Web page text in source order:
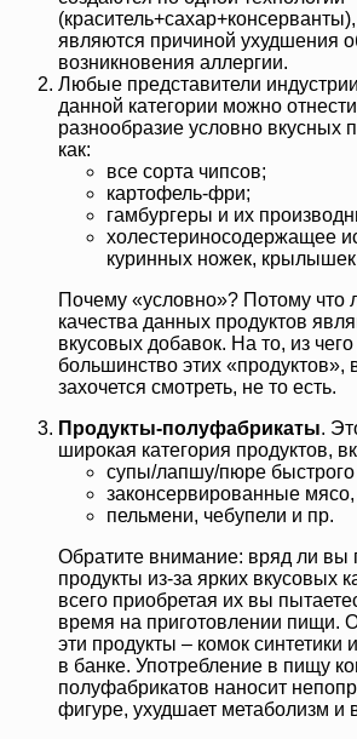
являются причиной ухудшения
возникновения аллергии.
Любые представители индустрии
данной категории можно
разнообразие условно вкусных
как:
все сорта чипсов;
картофель-фри;
гамбургеры и их
холестериносодержащее
куринных ножек, крылышек
Почему «условно»? Потому что
качества данных продуктов
вкусовых добавок. На то, из
большинство этих «продуктов»,
захочется смотреть, не то есть.
Продукты-полуфабрикаты.
широкая категория продуктов,
супы/лапшу/пюре быстрого
законсервированные
пельмени, чебупели и пр.
Обратите внимание: вряд ли вы
продукты из-за ярких вкусовых
всего приобретая их вы
время на приготовлении пищи.
эти продукты – комок синтетики
в банке. Употребление в пищу
полуфабрикатов наносит
фигуре, ухудшает метаболизм и